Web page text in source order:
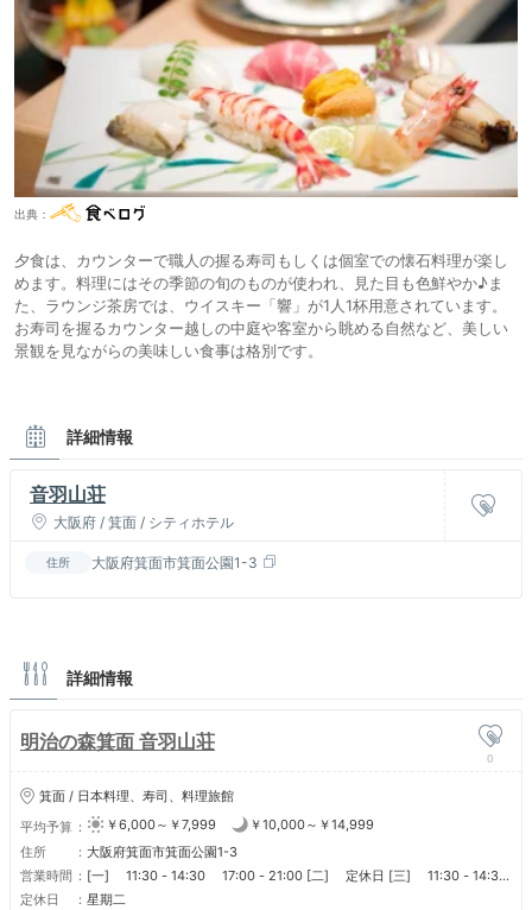
出典：
夕食は、カウンターで職人の握る寿司もしくは個室での懐石料理が楽し
めます。料理にはその季節の旬のものが使われ、見た目も色鮮やか♪ま
た、ラウンジ茶房では、ウイスキー「響」が1人1杯用意されています。
お寿司を握るカウンター越しの中庭や客室から眺める自然など、美しい
景観を見ながらの美味しい食事は格別です。
詳細情報
音羽山荘
大阪府 / 箕面 / シティホテル
住所 大阪府箕面市箕面公園1-3
詳細情報
明治の森箕面 音羽山荘
0
箕面 / 日本料理、寿司、料理旅館
平均予算
￥6,000～￥7,999
￥10,000～￥14,999
住所
大阪府箕面市箕面公園1-3
営業時間
[一] 11:30 - 14:30 17:00 - 21:00 [二] 定休日 [三] 11:30 - 14:30
17:00 - 21:00 [四] 11:30 - 14:30 17:00 - 21:00 [五] 11:30 -
定休日 星期二